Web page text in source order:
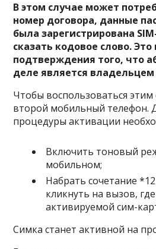
В этом случае может
номер договора, данные
была зарегистрирована
сказать кодовое слово.
подтверждения того, что
деле является
Чтобы воспользоваться
второй мобильный телефон.
процедуры активации
Включить тоновый
мобильном;
Набрать сочетание
кликнуть на вызов,
активируемой сим-
Симка станет активной на